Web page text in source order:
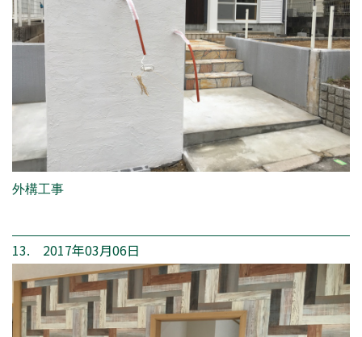
外構工事
13. 2017年03月06日